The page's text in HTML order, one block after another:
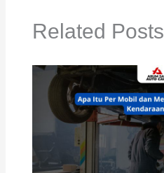
Related Posts